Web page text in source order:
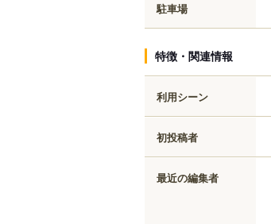
駐車場
特徴・関連情報
利用シーン
初投稿者
最近の編集者